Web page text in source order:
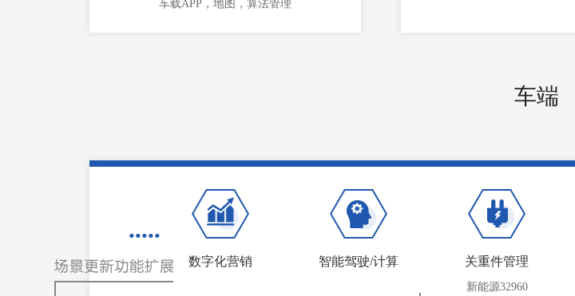
车载APP，地图，算法管理
车端
•••••
数字化营销 智能驾驶/计算 关重件管理
新能源32960